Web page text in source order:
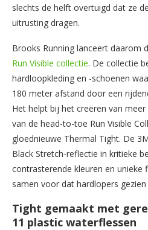
slechts de helft overtuigd dat ze
uitrusting dragen.
Brooks Running lanceert daarom
Run Visible collectie. De collectie
hardloopkleding en -schoenen
180 meter afstand door een
Het helpt bij het creëren van
van de head-to-toe Run Visible
gloednieuwe Thermal Tight. De
Black Stretch-reflectie in kritieke
contrasterende kleuren en unieke
samen voor dat hardlopers
Tight gemaakt met
11 plastic waterflessen